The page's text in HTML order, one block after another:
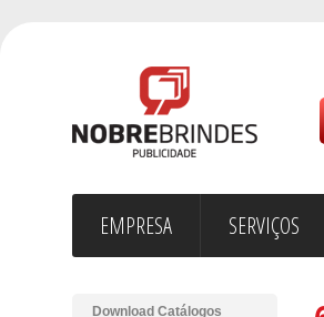
EMPRESA SERVIÇOS
Download Catálogos